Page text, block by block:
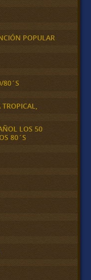
POPULAR
80´S
LOS 50
80´S